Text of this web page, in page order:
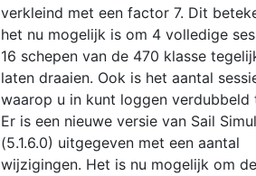
verkleind met een factor 7. Dit
het nu mogelijk is om 4 volledige
16 schepen van de 470 klasse
laten draaien. Ook is het aantal
waarop u in kunt loggen verdubbeld
Er is een nieuwe versie van Sail
(5.1.6.0) uitgegeven met een aantal
wijzigingen. Het is nu mogelijk om de